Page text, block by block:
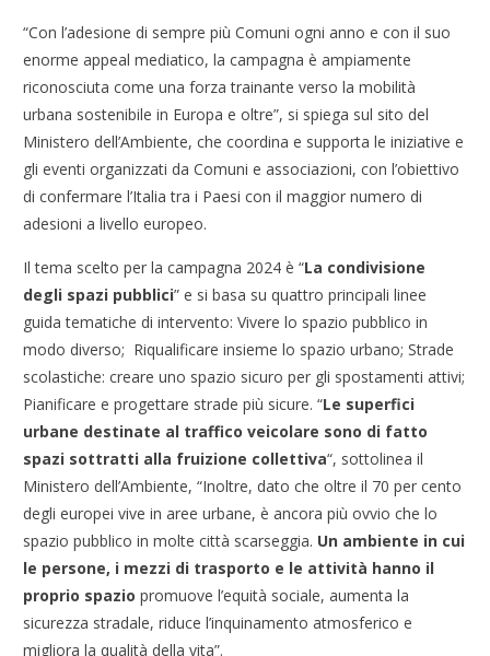
“Con l’adesione di sempre più Comuni ogni anno e con il suo
enorme appeal mediatico, la campagna è ampiamente
riconosciuta come una forza trainante verso la mobilità
urbana sostenibile in Europa e oltre”, si spiega sul sito del
Ministero dell’Ambiente, che coordina e supporta le iniziative e
gli eventi organizzati da Comuni e associazioni, con l’obiettivo
di confermare l’Italia tra i Paesi con il maggior numero di
adesioni a livello europeo.
Il tema scelto per la campagna 2024 è “La condivisione
degli spazi pubblici” e si basa su quattro principali linee
guida tematiche di intervento: Vivere lo spazio pubblico in
modo diverso; Riqualificare insieme lo spazio urbano; Strade
scolastiche: creare uno spazio sicuro per gli spostamenti attivi;
Pianificare e progettare strade più sicure. “Le superfici
urbane destinate al traffico veicolare sono di fatto
spazi sottratti alla fruizione collettiva“, sottolinea il
Ministero dell’Ambiente, “Inoltre, dato che oltre il 70 per cento
degli europei vive in aree urbane, è ancora più ovvio che lo
spazio pubblico in molte città scarseggia. Un ambiente in cui
le persone, i mezzi di trasporto e le attività hanno il
proprio spazio promuove l’equità sociale, aumenta la
sicurezza stradale, riduce l’inquinamento atmosferico e
migliora la qualità della vita”.